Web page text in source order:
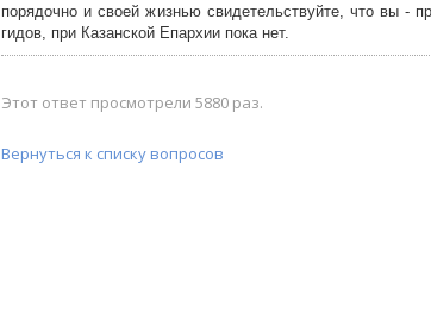
порядочно и своей жизнью свидетельствуйте, что вы -
гидов, при Казанской Епархии пока нет.
Этот ответ просмотрели 5880 раз.
Вернуться к списку вопросов